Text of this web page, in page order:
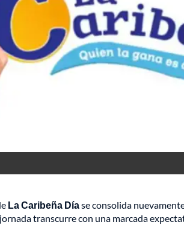
La Caribeña Díase consolida
transcurre con una marcada